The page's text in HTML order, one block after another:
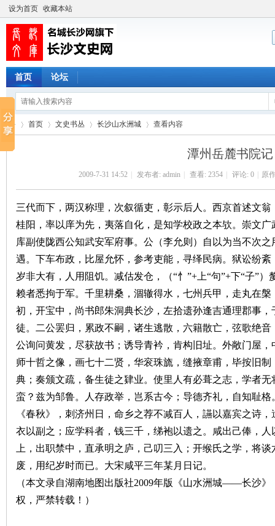
设为首页 收藏本站
首页 论坛
首页 文史书丛
›
长沙山水洲城
›
查看内容
潭州岳麓书院记
2009-7-31 14:52 发布者: admin 查看: 2354 评论: 0 原
三代而下，两汉称理，次叙循吏，彰示后人。西京首述文
桂阳，率以庠为先，夷落自化，是知学校政之本欤。崇文
库副使陇西公知武安军府事。公（李允则）自以为当不次
遇。下车布政，比屋允怀，参考吏能，寻绎民病。狱讼纷
岁非大有，人用阻饥。减估发仓，（“忄”+ 上“句”+下“子”）
赖者悉拘于军。千里耕桑，涸辙得水，七州兵甲，走丸在
初，开宝中，尚书郎朱洞典长沙，左拾遗孙逢吉通理郡事
徒。二公罢归，累政不嗣，诸生逃散，六籍散亡，弦歌绝音
公询问黄发，尽获故书；诱导青衿，肯构旧址。外敞门屋
师十哲之像，画七十二贤，华衮珠旒，缝掖章甫，毕按旧
典；奏颁文疏，备生徒之肄业。使里人有必葺之志，学者无
蛮？兹为邹鲁。人存政举，岂系古今；导德齐礼，自知耻格
《春秋》，刺济州日，命乡之荐不减百人，讌以嘉宾之诗
衣以副之；应学科者，钱三千，绨袍以遗之。咸出己俸，
上，出职禁中，直承明之庐，己叨三入；开缑氏之学，将
废，用纪岁时而已。大宋咸平三年某月日记。
（本文录自湖南地图出版社2009年版《山水洲城——长沙》
权，严禁转载！）